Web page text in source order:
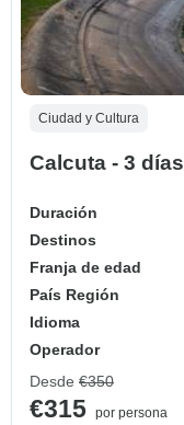
Ciudad y Cultura
Calcuta - 3 días
Duración
Destinos
Franja de edad
País Región
Idioma
Operador
Desde €350
€315 por persona